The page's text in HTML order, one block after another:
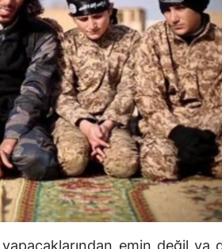
emin değil ya